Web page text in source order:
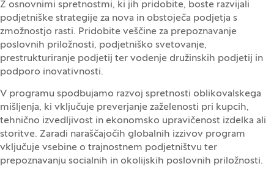
Z osnovnimi spretnostmi, ki jih pridobite, boste razvijali
podjetniške strategije za nova in obstoječa podjetja s
zmožnostjo rasti. Pridobite veščine za prepoznavanje
poslovnih priložnosti, podjetniško svetovanje,
prestrukturiranje podjetij ter vodenje družinskih podjetij in
podporo inovativnosti.
V programu spodbujamo razvoj spretnosti oblikovalskega
mišljenja, ki vključuje preverjanje zaželenosti pri kupcih,
tehnično izvedljivost in ekonomsko upravičenost izdelka ali
storitve. Zaradi naraščajočih globalnih izzivov program
vključuje vsebine o trajnostnem podjetništvu ter
prepoznavanju socialnih in okolijskih poslovnih priložnosti.